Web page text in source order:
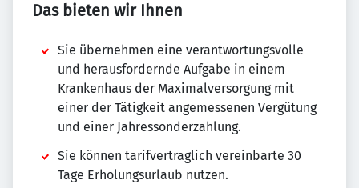
Das bieten wir Ihnen
Sie übernehmen eine verantwortungsvolle
und herausfordernde Aufgabe in einem
Krankenhaus der Maximalversorgung mit
einer der Tätigkeit angemessenen Vergütung
und einer Jahressonderzahlung.
Sie können tarifvertraglich vereinbarte 30
Tage Erholungsurlaub nutzen.